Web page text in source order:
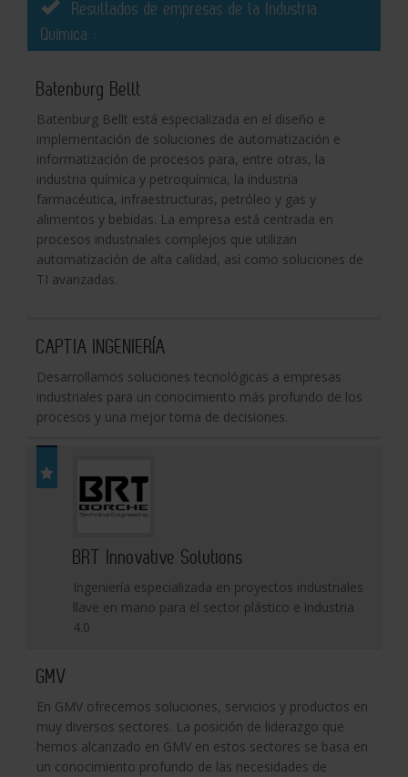
Resultados de empresas de la Industria
Química :
Batenburg Bellt
Batenburg Bellt está especializada en el diseño e
implementación de soluciones de automatización e
informatización de procesos para, entre otras, la
industria química y petroquímica, la industria
farmacéutica, infraestructuras, petróleo y gas y
alimentos y bebidas. La empresa está centrada en
procesos industriales complejos que utilizan
automatización de alta calidad, así como soluciones de
TI avanzadas.
CAPTIA INGENIERÍA
Desarrollamos soluciones tecnológicas a empresas
industriales para un conocimiento más profundo de los
procesos y una mejor toma de decisiones.
BRT Innovative Solutions
Ingeniería especializada en proyectos industriales
llave en mano para el sector plástico e industria
4.0
GMV
En GMV ofrecemos soluciones, servicios y productos en
muy diversos sectores. La posición de liderazgo que
hemos alcanzado en GMV en estos sectores se basa en
un conocimiento profundo de las necesidades de